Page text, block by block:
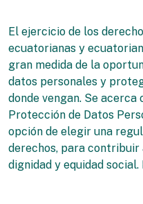
El ejercicio de los
ecuatorianas y
gran medida de la
datos personales y
donde vengan. Se
Protección de Datos
opción de elegir una
derechos, para contribuir
dignidad y equidad